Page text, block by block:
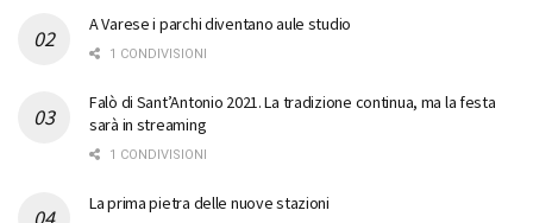
A Varese i parchi diventano aule studio
1 CONDIVISIONI
Falò di Sant’Antonio 2021. La tradizione continua, ma la festa
sarà in streaming
1 CONDIVISIONI
La prima pietra delle nuove stazioni